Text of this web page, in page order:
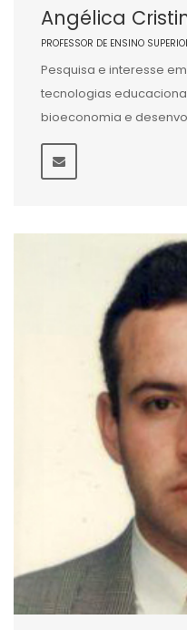
Angélica
PROFESSOR DE ENSINO
Pesquisa e interesse
tecnologias
bioeconomia e